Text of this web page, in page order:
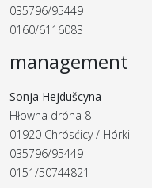
035796/95449
0160/6116083
management
Sonja Hejdušcyna
Hłowna dróha 8
01920 Chrósćicy / Hórki
035796/95449
0151/50744821